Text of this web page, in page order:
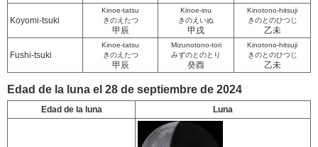
Koyomi-tsuki
Kinoe-tatsu
きのえたつ
甲辰
Kinoe-inu
きのえいぬ
甲戌
Kinotono-hitsuji
きのとのひつじ
乙未
Fushi-tsuki
Kinoe-tatsu
きのえたつ
甲辰
Mizunotono-tori
みずのとのとり
癸酉
Kinotono-hitsuji
きのとのひつじ
乙未
Edad de la luna el 28 de septiembre de 2024
Edad de la luna Luna